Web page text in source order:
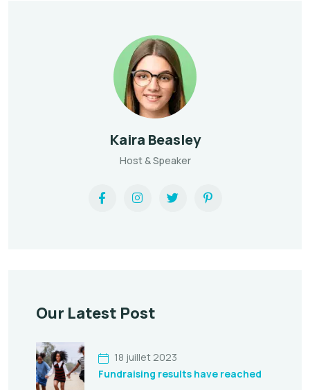
Kaira Beasley
Host & Speaker
Our Latest Post
18 juillet 2023
Fundraising results have reached